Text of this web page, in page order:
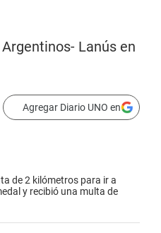
Lanús en
Agregar Diario UNO en
de 2 kilómetros para ir a
y recibió una multa de